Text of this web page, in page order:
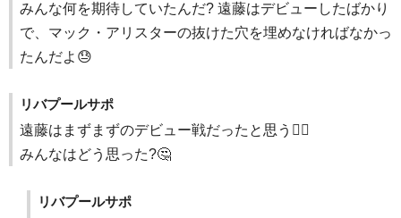
みんな何を期待していたんだ? 遠藤はデビューしたばかり
で、マック・アリスターの抜けた穴を埋めなければなかっ
たんだよ😓
リバプールサポ
遠藤はまずまずのデビュー戦だったと思う🤷‍♂️
みんなはどう思った?🤔
リバプールサポ